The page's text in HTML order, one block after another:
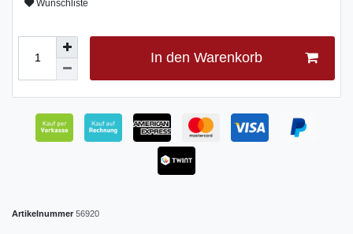
Wunschliste
In den Warenkorb
Artikelnummer 56920